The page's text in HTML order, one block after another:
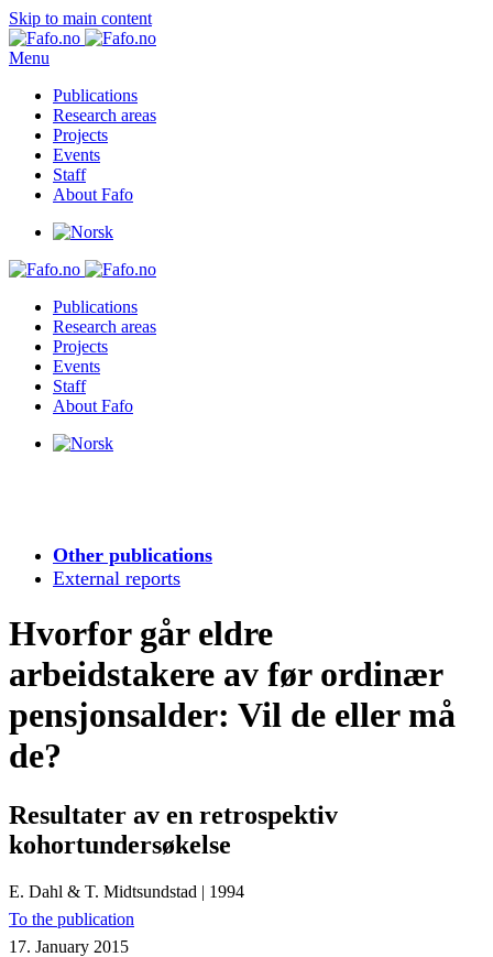
Skip to main content
Menu
Publications
Research areas
Projects
Events
Staff
About Fafo
Publications
Research areas
Projects
Events
Staff
About Fafo
Other publications
External reports
Hvorfor går eldre
arbeidstakere av før ordinær
pensjonsalder: Vil de eller må
de?
Resultater av en retrospektiv
kohortundersøkelse
E. Dahl & T. Midtsundstad | 1994
To the publication
17. January 2015